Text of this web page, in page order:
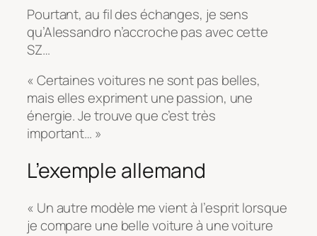
Pourtant, au fil des échanges, je sens
qu’Alessandro n’accroche pas avec cette
SZ…
« Certaines voitures ne sont pas belles,
mais elles expriment une passion, une
énergie. Je trouve que c’est très
important… »
L’exemple allemand
« Un autre modèle me vient à l’esprit lorsque
je compare une belle voiture à une voiture